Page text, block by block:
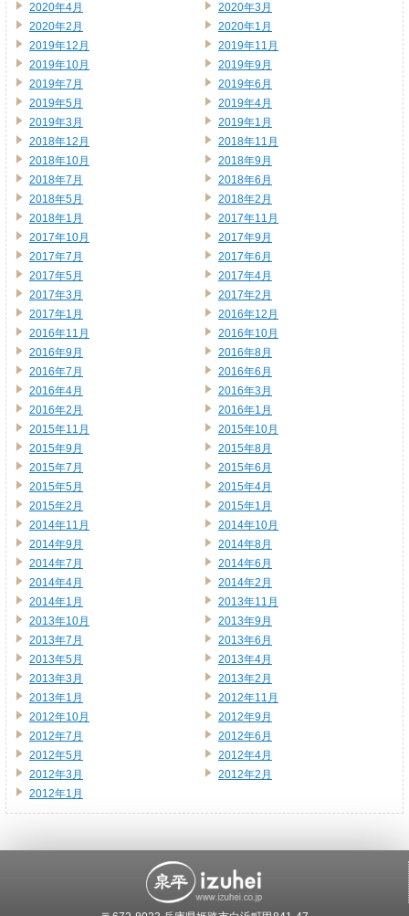
2020年4月
2020年3月
2020年2月
2020年1月
2019年12月
2019年11月
2019年10月
2019年9月
2019年7月
2019年6月
2019年5月
2019年4月
2019年3月
2019年1月
2018年12月
2018年11月
2018年10月
2018年9月
2018年7月
2018年6月
2018年5月
2018年2月
2018年1月
2017年11月
2017年10月
2017年9月
2017年7月
2017年6月
2017年5月
2017年4月
2017年3月
2017年2月
2017年1月
2016年12月
2016年11月
2016年10月
2016年9月
2016年8月
2016年7月
2016年6月
2016年4月
2016年3月
2016年2月
2016年1月
2015年11月
2015年10月
2015年9月
2015年8月
2015年7月
2015年6月
2015年5月
2015年4月
2015年2月
2015年1月
2014年11月
2014年10月
2014年9月
2014年8月
2014年7月
2014年6月
2014年4月
2014年2月
2014年1月
2013年11月
2013年10月
2013年9月
2013年7月
2013年6月
2013年5月
2013年4月
2013年3月
2013年2月
2013年1月
2012年11月
2012年10月
2012年9月
2012年7月
2012年6月
2012年5月
2012年4月
2012年3月
2012年2月
2012年1月